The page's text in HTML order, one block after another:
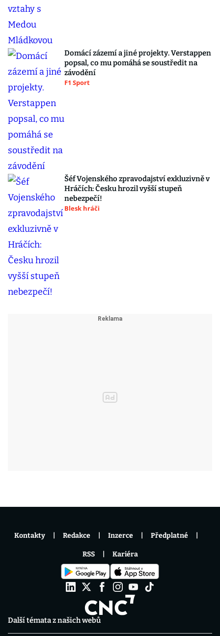
Domácí zázemí a jiné projekty. Verstappen
popsal, co mu pomáhá se soustředit na
závodění
F1 Sport
Šéf Vojenského zpravodajství exkluzivně v
Hráčích: Česku hrozil vyšší stupeň
nebezpečí!
Blesk hráči
Další témata z našich webů
Kontakty Redakce Inzerce Předplatné
RSS Kariéra